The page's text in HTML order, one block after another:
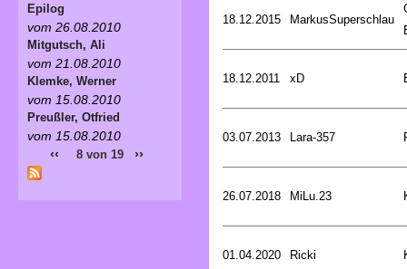
18.12.2015 MarkusSuperschlau
18.12.2011 xD
03.07.2013 Lara-357
26.07.2018 MiLu.23
01.04.2020 Ricki
Epilog
vom 26.08.2010
Mitgutsch, Ali
vom 21.08.2010
Klemke, Werner
vom 15.08.2010
Preußler, Otfried
vom 15.08.2010
‹‹ 8 von 19 ››